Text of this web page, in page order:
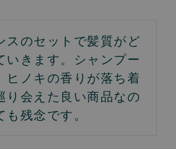
スのセットで髪質がど
いきます。シャンプー
ヒノキの香りが落ち着
り会えた良い商品なの
残念です。